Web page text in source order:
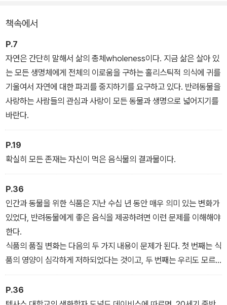
움을 주지 않을 뿐 아니라 해를 끼치기 때문이다.
1부에서 반려동물의 건강과 삶의 질에 관한 홀리스틱 접근법을 개론
적으로 다뤘다면 2부에서는 개, 고양이에게 흔히 발생하는 질환에 대
한 홀리스틱 치료법을 구체적으로 제시한다. 개와 고양이에게 흔하면
서 치명적인 각종 질환을 영양요법, 동종요법, 허브요법, 침술요법 등
으로 치료하는 방법과 일단 질환에 노출되었을 때 도움이 되는 식단
책속에서
P.7
자연은 간단히 말해서 삶의 총체wholeness이다. 지금 삶은 살아 있
는 모든 생명체에게 전체의 이로움을 구하는 홀리스틱적 의식에 귀를
기울여서 자연에 대한 파괴를 중지하기를 요구하고 있다. 반려동물을
사랑하는 사람들의 관심과 사랑이 모든 동물과 생명으로 넓어지기를
바란다.
P.19
확실히 모든 존재는 자신이 먹은 음식물의 결과물이다.
P.36
인간과 동물을 위한 식품은 지난 수십 년 동안 매우 의미 있는 변화가
있었다, 반려동물에게 좋은 음식을 제공하려면 이런 문제를 이해해야
한다.
식품의 품질 변화는 다음의 두 가지 내용이 문제가 된다. 첫 번째는 식
품의 영양이 심각하게 저하되었다는 것이고, 두 번째는 우리도 모르
는 사이에 식품의 독성이 서서히 증가했다는 점이다. 오염물질은 대
부분 해산물, 육류와 유제품, 특히 반려동물에게 먹이는 육류 제품과
육류 부산물에 축적되고 있다.
P.36